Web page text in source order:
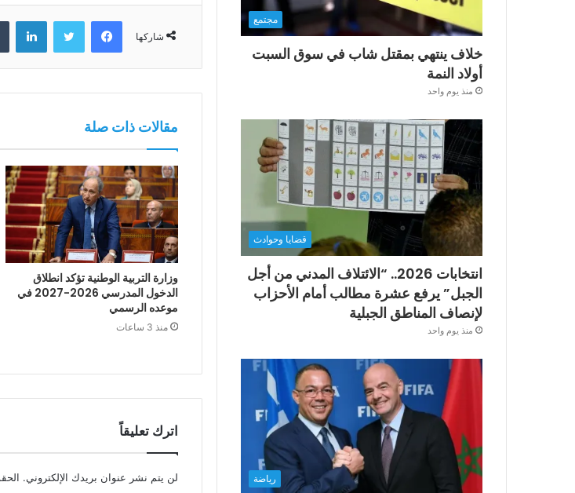
شاركها
فيسبوك تويتر
مقالات ذات صلة
وزارة التربية الوطنية تؤكد انطلاق
الدخول المدرسي 2026-2027 في
موعده الرسمي
منذ 3 ساعات
اترك تعليقاً
لن يتم نشر عنوان بريدك الإلكتروني.
مجتمع
خلاف ينتهي بمقتل شاب في سوق السبت
أولاد النمة
منذ يوم واحد
قضايا وحوادث
انتخابات 2026.. “الائتلاف المدني من أجل
الجبل” يرفع عشرة مطالب أمام الأحزاب
لإنصاف المناطق الجبلية
منذ يوم واحد
رياضة